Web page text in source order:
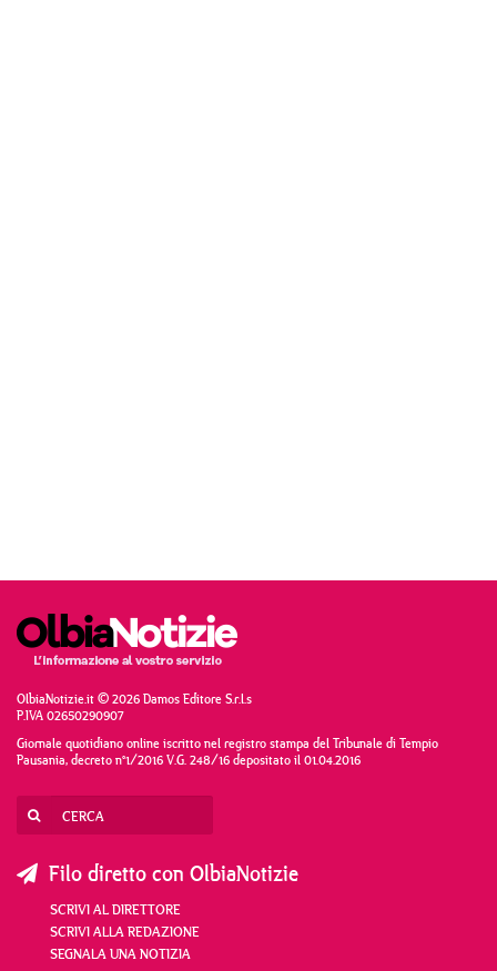
OlbiaNotizie.it © 2026 Damos Editore S.r.l.s
P.IVA 02650290907
Giornale quotidiano online iscritto nel registro stampa del Tribunale di Tempio
Pausania, decreto n°1/2016 V.G. 248/16 depositato il 01.04.2016
Filo diretto con OlbiaNotizie
SCRIVI AL DIRETTORE
SCRIVI ALLA REDAZIONE
SEGNALA UNA NOTIZIA